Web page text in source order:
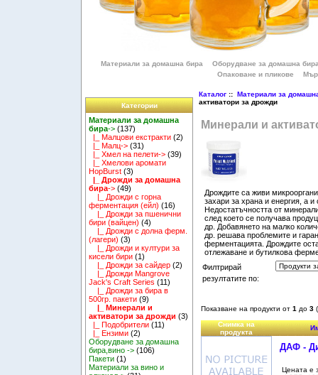
Материали за домашна бира
Оборудване за домашна
Опаковане и пликове
Категории
Материали за домашна
бира-> (137)
|_ Малцови екстракти (2)
|_ Малц-> (31)
|_ Хмел на пелети-> (39)
|_ Хмелови аромати
HopBurst (3)
|_ Дрожди за домашна
бира-> (49)
|_ Дрожди с горна
ферментация (ейл) (16)
|_ Дрожди за пшенични
бири (вайцен) (4)
|_ Дрожди с долна ферм.
(лагери) (3)
|_ Дрожди и култури за
кисели бири (1)
|_ Дрожди за сайдер (2)
|_ Дрожди Mangrove
Jack's Craft Series (11)
|_ Дрожди за бира в
500гр. пакети (9)
|_ Минерали и
активатори за дрожди (3)
|_ Подобрители (11)
|_ Ензими (2)
Оборудване за домашна
бира,вино -> (106)
Пакети (1)
Материали за вино и
Каталог:: Материали за
активатори за дрожди
Минерали и
Дрождите са живи
захари за храна и енергия, а
Недостатъчността от
след което се получава
др. Добавянето на малко
др. решава проблемите и
ферментацията. Дрождите
отлежаване и бутилкова
Филтрирай
резултатите по:
Показване на продукти от 1 до 3
Снимка на
продукта
ДАФ -
Цената е